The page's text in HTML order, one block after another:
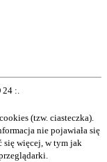
24 :.
(tzw. ciasteczka).
nie pojawiała się
się więcej, w tym jak